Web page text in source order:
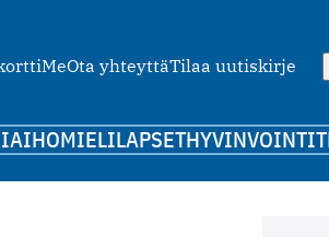
MeOta yhteyttäTilaa uutiskirje
IHOMIELILAPSETHYVINVOINTI